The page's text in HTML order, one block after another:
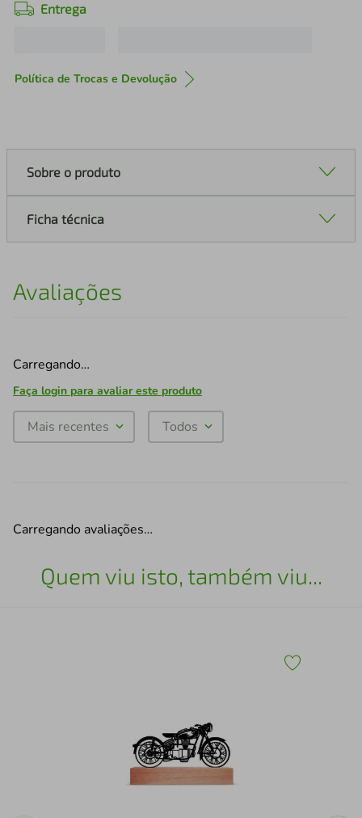
Entrega
Política de Trocas e Devolução
Sobre o produto
Ficha técnica
Avaliações
Carregando…
Faça login para avaliar este produto
Mais recentes Todos
Carregando avaliações…
Quem viu isto, também viu...